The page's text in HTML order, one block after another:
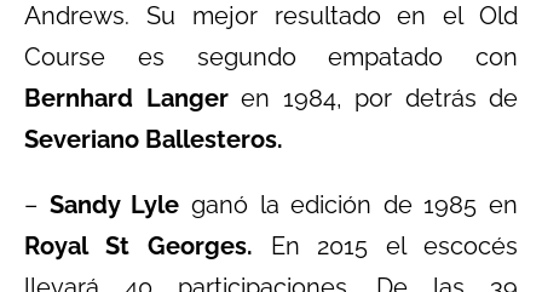
Andrews. Su mejor resultado en el Old
Course es segundo empatado con
Bernhard Langeren 1984, por detrás de
Severiano Ballesteros.
– Sandy Lyle ganó la edición de 1985 en
Royal St Georges. En 2015 el escocés